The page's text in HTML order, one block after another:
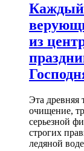
Каждый
из
Эта древняя
очищение,
серьезной
строгих
ледяной